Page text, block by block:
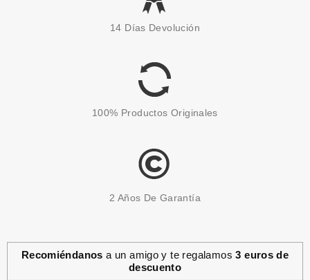
CATRICE
STICK BLUSHIN CHARM 010
4.95€
CATRICE
14 Días Devolución
100% Productos Originales
2 Años De Garantía
Recomiéndanos a un amigo y te regalamos3 euros de
descuento